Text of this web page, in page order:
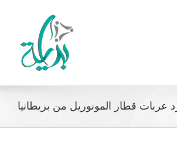
عربات قطار المونوريل من بريطانيا